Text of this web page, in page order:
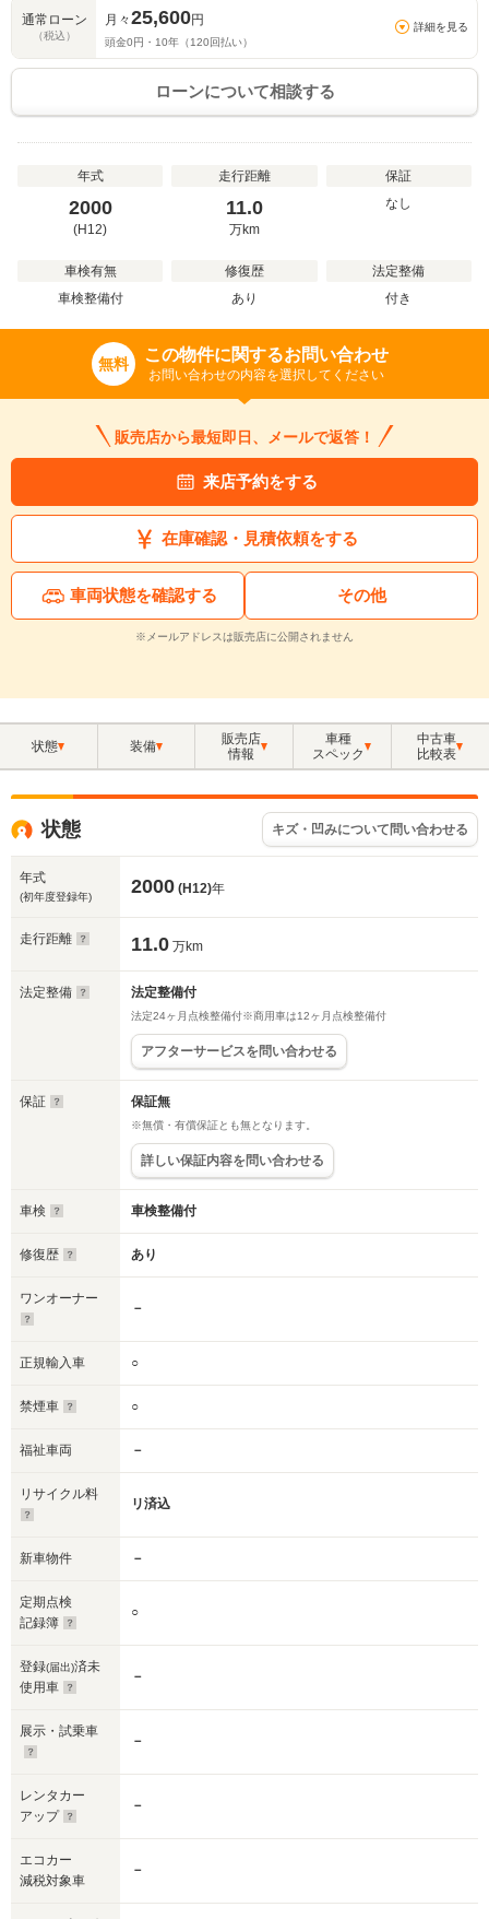
通常ローン
（税込）
月々25,600円
頭金0円・ 10年（120 回払い）
詳細を見る
ローンについて相談する
年式
2000
(H12)
走行距離
11.0
万km
保証
なし
車検有無
車検整備付
修復歴
あり
法定整備
付き
無料 この物件に関するお問い合わせ
お問い合わせの内容を選択してください
販売店から最短即日、メールで返答！
来店予約をする
在庫確認・見積依頼をする
車両状態を確認する その他
※メールアドレスは販売店に公開されません
状態 装備
販売店
情報
車種
スペック
中古車
比較表
状態 キズ・凹みについて問い合わせる
年式
(初年度登録年) 2000 (H12)年
走行距離 11.0 万km
法定整備 法定整備付
法定24ヶ月点検整備付※商用車は12ヶ月点検整備付
アフターサービスを問い合わせる
保証 保証無
※無償・有償保証とも無となります。
詳しい保証内容を問い合わせる
車検 車検整備付
修復歴 あり
ワンオーナー
－
正規輸入車 ○
禁煙車 ○
福祉車両 －
リサイクル料
リ済込
新車物件 －
定期点検
記録簿
○
登録(届出)済未
使用車
－
展示・試乗車
－
レンタカー
アップ
－
エコカー
減税対象車
－